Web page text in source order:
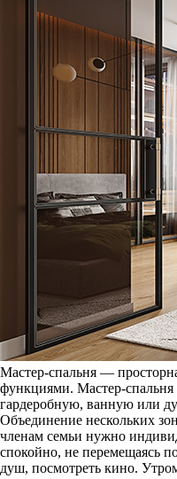
Мастер-спальня —
функциями. Мастер-спальня
гардеробную, ванную или
Объединение нескольких
членам семьи нужно
спокойно, не перемещаясь
душ, посмотреть кино.